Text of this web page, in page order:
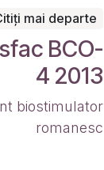
mai departe
BCO-
4 2013
biostimulator
romanesc